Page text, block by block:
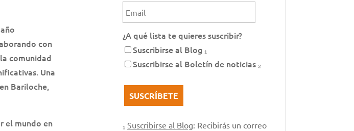
con
comunidad
Una
Bariloche,
el mundo en
¿A qué lista te quieres suscribir?
Suscribirse al Blog ₁
Suscribirse al Boletín de noticias ₂
₁ Suscribirse al Blog: Recibirás un correo